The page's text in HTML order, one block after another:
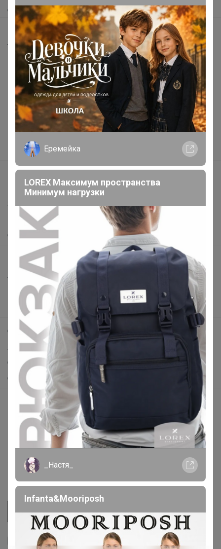
Доставка
Шоурумы
Торговые марки
Наша команда
В наличии
Подарочные сертификаты
Реклама на сайте
Поставщикам
Вакансии
support@24-ok.ru
Написать в поддержку
Защита покупателя
Помощь
О нас
Все предложения
Анонсы
Новости
Поддержка альпак
Самое выгодное
Хиты продаж
Самое желанное
Самое быстрое
Начать зарабатывать с 24-ok
Picabox.ru - Лучшее место для ваших изображений
Розыгрыш - Генератор случайных чисел
Пульс нашего маркетплейса
Укорачиватель ссылок
Еремейка
LOREX Максимум пространства
Минимум нагрузки
_Настя_
Infanta&Mooriposh